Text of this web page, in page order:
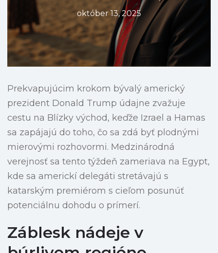
október 13, 2025
Prekvapujúcim krokom bývalý americký
prezident Donald Trump údajne zvažuje
cestu na Blízky východ, keďže Izrael a Hamas
sa zapájajú do toho, čo sa zdá byť plodnými
mierovými rozhovormi. Medzinárodná
verejnosť sa tento týždeň zameriava na Egypt,
kde sa americkí delegáti stretávajú s
katarským premiérom s cieľom posunúť
potenciálnu dohodu o prímerí.
Záblesk nádeje v